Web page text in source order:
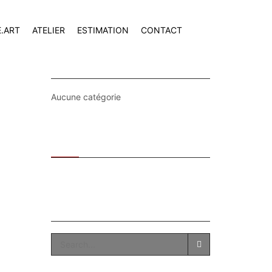
ATELIER ESTIMATION CONTACT
Aucune catégorie